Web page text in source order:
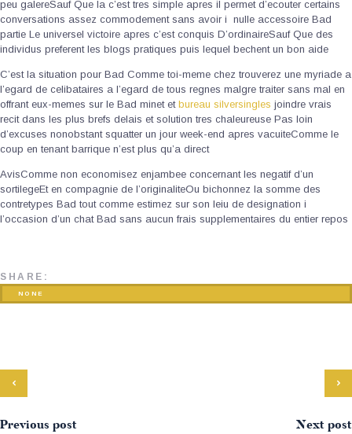
peu galereSauf Que la c’est tres simple apres il permet d’ecouter certains
conversations assez commodement sans avoir i nulle accessoire Bad
partie Le universel victoire apres c’est conquis D’ordinaireSauf Que des
individus preferent les blogs pratiques puis lequel bechent un bon aide
C’est la situation pour Bad Comme toi-meme chez trouverez une myriade a
l’egard de celibataires a l’egard de tous regnes malgre traiter sans mal en
offrant eux-memes sur le Bad minet et bureau silversingles joindre vrais
recit dans les plus brefs delais et solution tres chaleureuse Pas loin
d’excuses nonobstant squatter un jour week-end apres vacuiteComme le
coup en tenant barrique n’est plus qu’a direct
AvisComme non economisez enjambee concernant les negatif d’un
sortilegeEt en compagnie de l’originaliteOu bichonnez la somme des
contretypes Bad tout comme estimez sur son leiu de designation i
l’occasion d’un chat Bad sans aucun frais supplementaires du entier repos
SHARE:
NONE
Previous post Next post